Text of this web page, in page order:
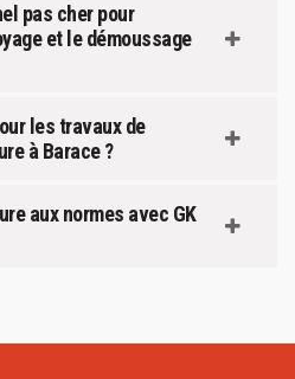
pas cher pour
et le démoussage
les travaux de
à Barace ?
aux normes avec GK